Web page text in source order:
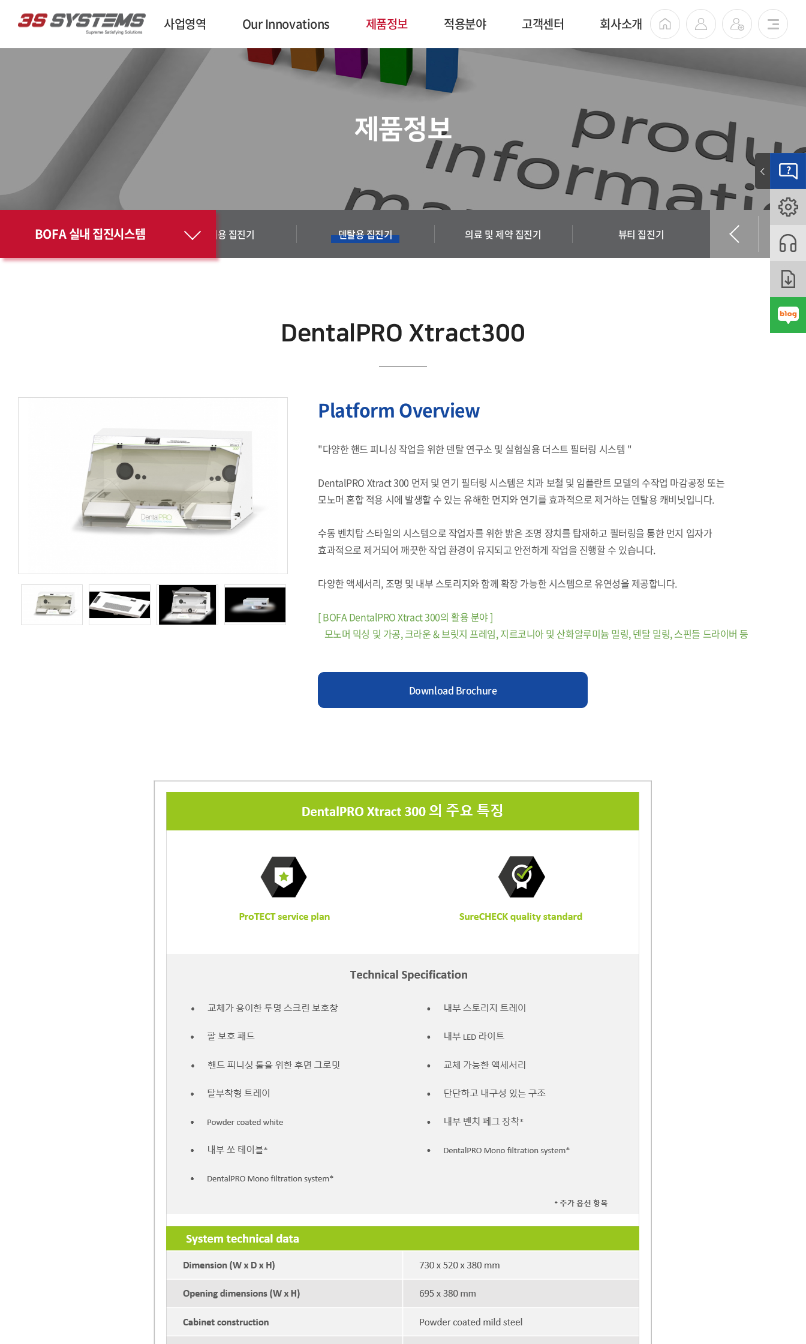
사업영역 Our Innovations 제품정보 적용분야 고객센터 회사소개
제품정보
BOFA 실내 집진시스템
전기∙전자 집진기 인쇄용 집진기 덴탈용 집진기 의료 및 제약 집진기 뷰티 집진기
DentalPRO Xtract300
Platform Overview
"다양한 핸드 피니싱 작업을 위한 덴탈 연구소 및 실험실용 더스트 필터링 시스템 "
DentalPRO Xtract 300 먼저 및 연기 필터링 시스템은 치과 보철 및 임플란트 모델의 수작업 마감공정 또는
모노머 혼합 적용 시에 발생할 수 있는 유해한 먼지와 연기를 효과적으로 제거하는 덴탈용 캐비닛입니다.
수동 벤치탑 스타일의 시스템으로 작업자를 위한 밝은 조명 장치를 탑재하고 필터링을 통한 먼지 입자가
효과적으로 제거되어 깨끗한 작업 환경이 유지되고 안전하게 작업을 진행할 수 있습니다.
다양한 액세서리, 조명 및 내부 스토리지와 함께 확장 가능한 시스템으로 유연성을 제공합니다.
[ BOFA DentalPRO Xtract 300의 활용 분야 ]
모노머 믹싱 및 가공, 크라운 & 브릿지 프레임, 지르코니아 및 산화알루미늄 밀링, 덴탈 밀링, 스핀들 드라이버 등
Download Brochure